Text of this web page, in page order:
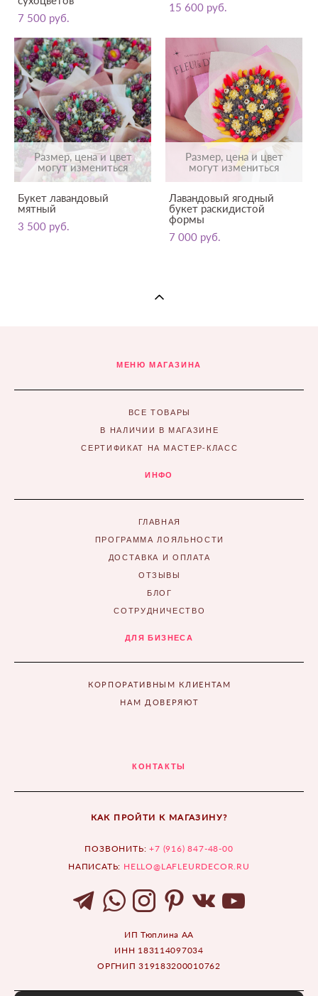
7 500 pуб.
15 600 pуб.
Размер, цена и цвет
могут измениться
Букет лавандовый
мятный
3 500 pуб.
Размер, цена и цвет
могут измениться
Лавандовый ягодный
букет раскидистой
формы
7 000 pуб.
МЕНЮ МАГАЗИНА
ВСЕ ТОВАРЫ
В НАЛИЧИИ В МАГАЗИНЕ
СЕРТИФИКАТ НА МАСТЕР-КЛАСС
ИНФО
ГЛАВНАЯ
ПРОГРАММА ЛОЯЛЬНОСТИ
ДОСТАВКА И ОПЛАТА
ОТЗЫВЫ
БЛОГ
СОТРУДНИЧЕСТВО
ДЛЯ БИЗНЕСА
КОРПОРАТИВНЫМ КЛИЕНТАМ
НАМ ДОВЕРЯЮТ
КОНТАКТЫ
КАК ПРОЙТИ К МАГАЗИНУ?
ПОЗВОНИТЬ:+7 (916) 847-48-00
НАПИСАТЬ: HELLO@LAFLEURDECOR.RU
ИП Тюплина АА
ИНН 183114097034
ОРГНИП 319183200010762